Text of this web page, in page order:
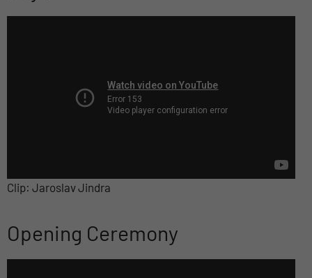
Clip: Jaroslav Jindra
Opening Ceremony